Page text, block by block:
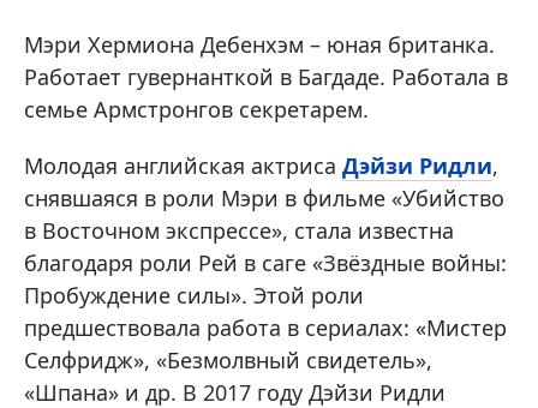
Мэри Хермиона Дебенхэм – юная британка.
Работает гувернанткой в Багдаде. Работала в
семье Армстронгов секретарем.
Молодая английская актриса Дэйзи Ридли,
снявшаяся в роли Мэри в фильме «Убийство
в Восточном экспрессе», стала известна
благодаря роли Рей в саге «Звёздные войны:
Пробуждение силы». Этой роли
предшествовала работа в сериалах: «Мистер
Селфридж», «Безмолвный свидетель»,
«Шпана» и др. В 2017 году Дэйзи Ридли